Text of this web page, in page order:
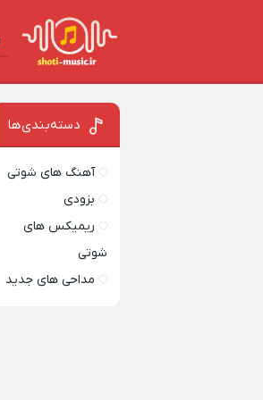
دسته‌بندی‌ها
آهنگ های شوتی
بزودی
ریمیکس های
شوتی
مداحی های جدید